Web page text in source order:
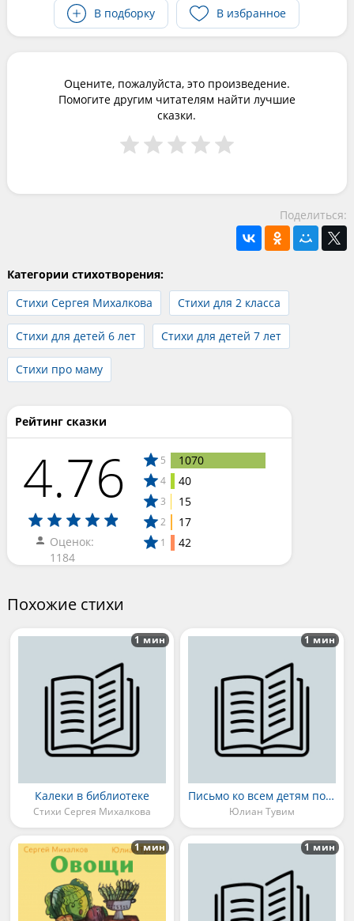
В подборку
В избранное
Оцените, пожалуйста, это произведение.
Помогите другим читателям найти лучшие
сказки.
Поделиться:
Категории стихотворения:
Стихи Сергея Михалкова
Стихи для 2 класса
Стихи для детей 6 лет Стихи для детей 7 лет
Стихи про маму
Рейтинг сказки
4.76
Оценок:
1184
5 1070
4 40
3 15
2 17
1 42
Похожие стихи
Калеки в библиотеке
Стихи Сергея Михалкова
1 мин
Письмо ко всем детям по одному очень важному делу
Юлиан Тувим
1 мин
1 мин 1 мин